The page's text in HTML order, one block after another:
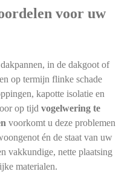
voor uw
in de dakgoot of
op termijn flinke schade
kapotte isolatie en
op tijd vogelwering te
voorkomt u deze problemen
én de staat van uw
vakkundige, nette plaatsing
materialen.